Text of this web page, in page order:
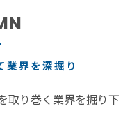
業界を深掘り
取り巻く業界を掘り下